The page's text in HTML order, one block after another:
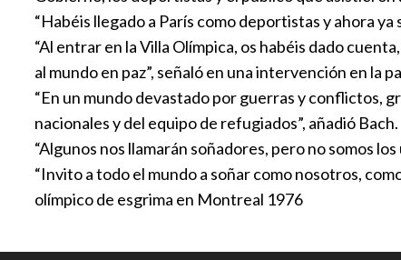
“Habéis llegado a París como deportistas y ahora
“Al entrar en la Villa Olímpica, os habéis dado
al mundo en paz”, señaló en una intervención en la
“En un mundo devastado por guerras y conflictos,
nacionales y del equipo de refugiados”, añadió Bach.
“Algunos nos llamarán soñadores, pero no somos
“Invito a todo el mundo a soñar como nosotros,
olímpico de esgrima en Montreal 1976